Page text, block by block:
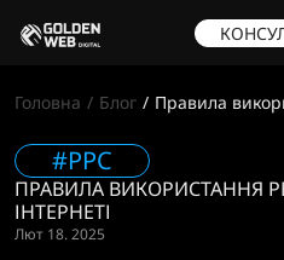
Головна Блог Правила
#PPC
ПРАВИЛА ВИКОРИСТАННЯ
ІНТЕРНЕТІ
Лют 18. 2025